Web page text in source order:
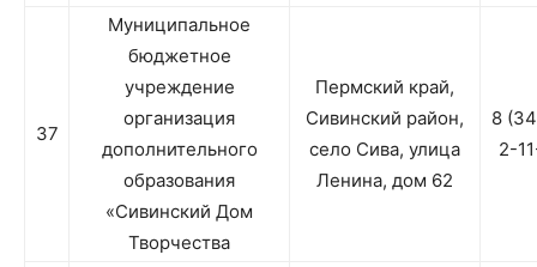
37
Муниципальное
бюджетное
учреждение
организация
дополнительного
образования
«Сивинский Дом
Творчества
Пермский край,
Сивинский район,
село Сива, улица
Ленина, дом 62
8
2-